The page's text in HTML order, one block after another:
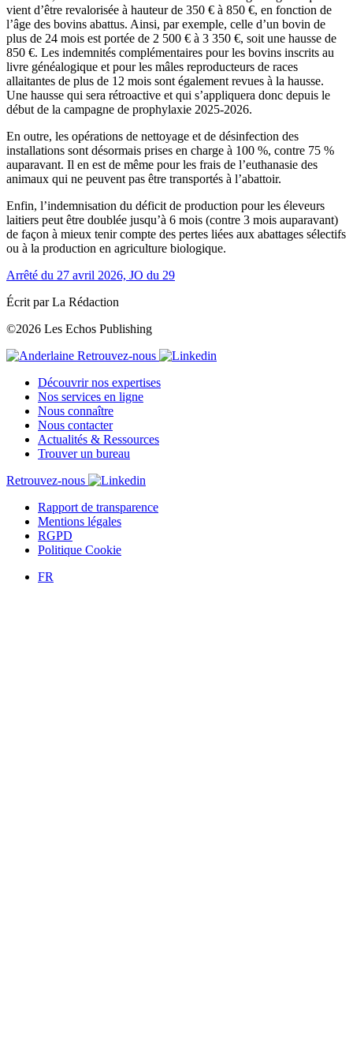
vient d’être revalorisée à hauteur de 350 € à 850 €, en fonction de
l’âge des bovins abattus. Ainsi, par exemple, celle d’un bovin de
plus de 24 mois est portée de 2 500 € à 3 350 €, soit une hausse de
850 €. Les indemnités complémentaires pour les bovins inscrits au
livre généalogique et pour les mâles reproducteurs de races
allaitantes de plus de 12 mois sont également revues à la hausse.
Une hausse qui sera rétroactive et qui s’appliquera donc depuis le
début de la campagne de prophylaxie 2025-2026.
En outre, les opérations de nettoyage et de désinfection des
installations sont désormais prises en charge à 100 %, contre 75 %
auparavant. Il en est de même pour les frais de l’euthanasie des
animaux qui ne peuvent pas être transportés à l’abattoir.
Enfin, l’indemnisation du déficit de production pour les éleveurs
laitiers peut être doublée jusqu’à 6 mois (contre 3 mois auparavant)
de façon à mieux tenir compte des pertes liées aux abattages sélectifs
ou à la production en agriculture biologique.
Arrêté du 27 avril 2026, JO du 29
Écrit par La Rédaction
©2026 Les Echos Publishing
Retrouvez-nous
Découvrir nos expertises
Nos services en ligne
Nous connaître
Nous contacter
Actualités & Ressources
Trouver un bureau
Retrouvez-nous
Rapport de transparence
Mentions légales
RGPD
Politique Cookie
FR